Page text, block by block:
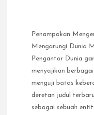
Penampakan
Mengarungi Dunia
Pengantar Dunia
menyajikan
menguji batas
deretan judul
sebagai sebuah